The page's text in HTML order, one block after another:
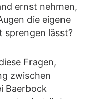
ernst nehmen,
die eigene
sprengen lässt?
Fragen,
zwischen
Baerbock